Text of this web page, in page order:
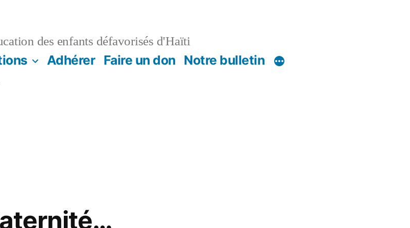
des enfants défavorisés d'Haïti
Adhérer Faire un don Notre bulletin